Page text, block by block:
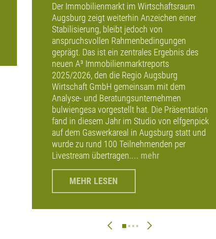
Der Immobilienmarkt im Wirtschaftsraum
Augsburg zeigt weiterhin Anzeichen einer
Stabilisierung, bleibt jedoch von
anspruchsvollen Rahmenbedingungen
geprägt. Das ist ein zentrales Ergebnis des
neuen A³ Immobilienmarktreports
2025/2026, den die Regio Augsburg
Wirtschaft GmbH gemeinsam mit dem
Analyse- und Beratungsunternehmen
bulwiengesa vorgestellt hat. Die Präsentation
fand in diesem Jahr im Studio von elfgenpick
auf dem Gaswerkareal in Augsburg statt und
wurde zu rund 100 Teilnehmenden per
Livestream übertragen.... mehr
MEHR LESEN